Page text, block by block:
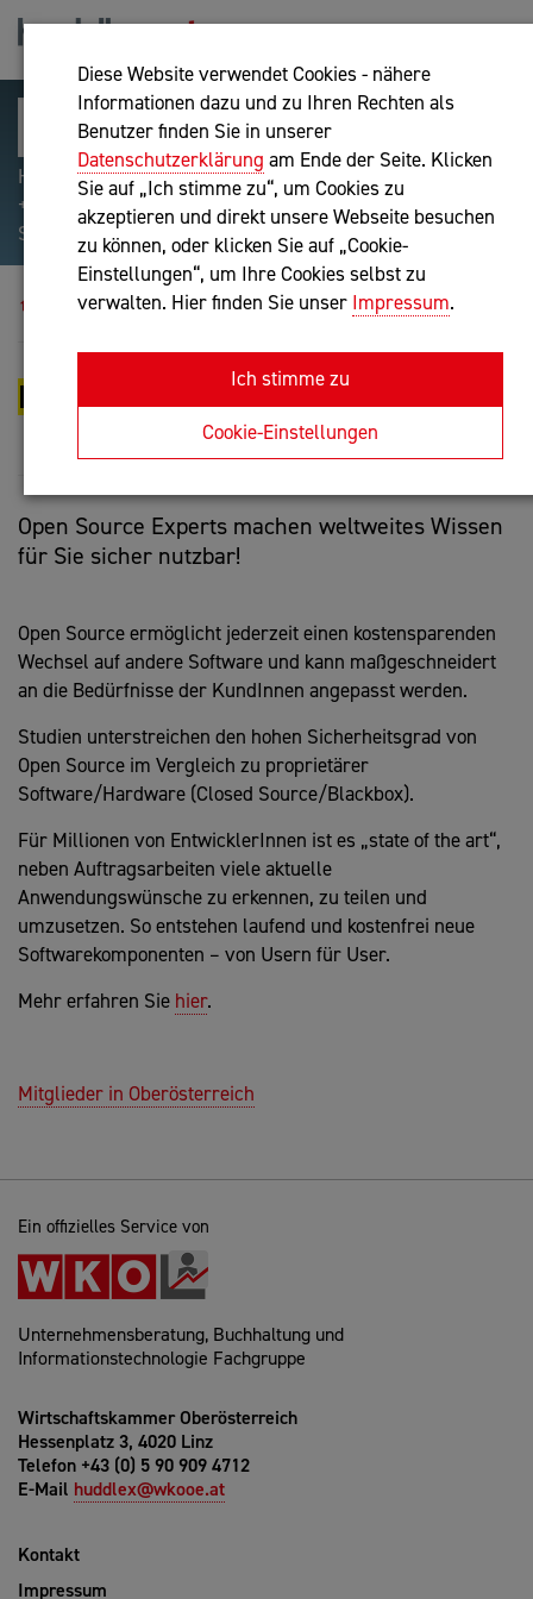
Diese Website verwendet Cookies - nähere
Informationen dazu und zu Ihren Rechten als
Benutzer finden Sie in unserer
Datenschutzerklärung am Ende der Seite. Klicken
Sie auf „Ich stimme zu“, um Cookies zu
akzeptieren und direkt unsere Webseite besuchen
zu können, oder klicken Sie auf „Cookie-
Einstellungen“, um Ihre Cookies selbst zu
verwalten. Hier finden Sie unser Impressum.
Ich stimme zu
Cookie-Einstellungen
Hilfreiche Suchparameter: Begriff einschließen:
+webshop, Begriff ausschließen: -webshop, Exakter
Suchbegriff: "internet of things"
Experts Groups Experts Group Open Source
EXPERTS GROUP OPEN SOURCE
Open Source Experts machen weltweites Wissen
für Sie sicher nutzbar!
Open Source ermöglicht jederzeit einen kostensparenden
Wechsel auf andere Software und kann maßgeschneidert
an die Bedürfnisse der KundInnen angepasst werden.
Studien unterstreichen den hohen Sicherheitsgrad von
Open Source im Vergleich zu proprietärer
Software/Hardware (Closed Source/Blackbox).
Für Millionen von EntwicklerInnen ist es „state of the art“,
neben Auftragsarbeiten viele aktuelle
Anwendungswünsche zu erkennen, zu teilen und
umzusetzen. So entstehen laufend und kostenfrei neue
Softwarekomponenten – von Usern für User.
Mehr erfahren Sie hier.
Mitglieder in Oberösterreich
Ein offizielles Service von
Unternehmensberatung, Buchhaltung und
Informationstechnologie Fachgruppe
Wirtschaftskammer Oberösterreich
Hessenplatz 3, 4020 Linz
Telefon +43 (0) 5 90 909 4712
E-Mail huddlex@wkooe.at
Kontakt
Impressum